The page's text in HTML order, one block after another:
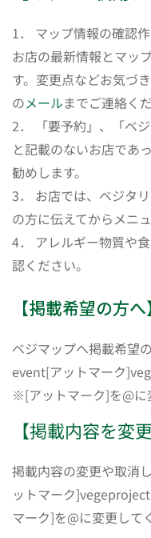
1． マップ情報の確認
お店の最新情報とマッ
す。変更点などお気づ
のメールまでご連絡く
2． 「要予約」、「ベ
と記載のないお店であ
勧めします。
3． お店では、ベジタ
の方に伝えてからメニ
4． アレルギー物質や
認ください。
【掲載希望の方へ】
ベジマップへ掲載希望
event[アットマーク
※[アットマーク]を@に
【掲載内容を変
掲載内容の変更や取消
ットマーク
マーク]を@に変更して